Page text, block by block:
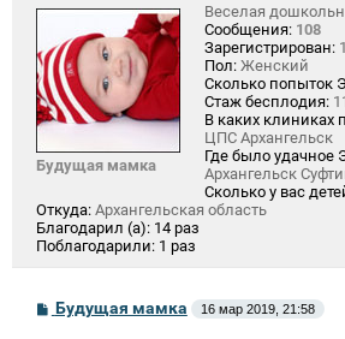
Будущая мамка
Веселая
Сообщения: 108
Зарегистрирован:
Пол: Женский
Сколько попыток
Стаж бесплодия:
В каких клиниках
ЦПС Архангельск
Где было удачное
Архангельск
Сколько у вас
Откуда: Архангельская область
Благодарил (а): 14 раз
Поблагодарили: 1 раз
С
о
Будущая мамка 16 мар 2019, 21:58